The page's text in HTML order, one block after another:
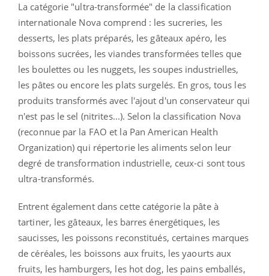
La catégorie "ultra-transformée" de la classification
internationale Nova comprend : les sucreries, les
desserts, les plats préparés, les gâteaux apéro, les
boissons sucrées, les viandes transformées telles que
les boulettes ou les nuggets, les soupes industrielles,
les pâtes ou encore les plats surgelés. En gros, tous les
produits transformés avec l'ajout d'un conservateur qui
n'est pas le sel (nitrites...). Selon la classification Nova
(reconnue par la FAO et la Pan American Health
Organization) qui répertorie les aliments selon leur
degré de transformation industrielle, ceux-ci sont tous
ultra-transformés.
Entrent également dans cette catégorie la pâte à
tartiner, les gâteaux, les barres énergétiques, les
saucisses, les poissons reconstitués, certaines marques
de céréales, les boissons aux fruits, les yaourts aux
fruits, les hamburgers, les hot dog, les pains emballés,